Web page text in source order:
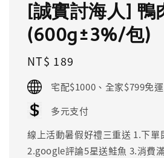
[誠實討海人] 鴨
(600g±3%/包)
Regular
price
NT$ 189
宅配$1000、全家$799免運
多元支付
線上活動暑假好禮三重送 1.下單
2.google評論5星送鮭魚 3.消費